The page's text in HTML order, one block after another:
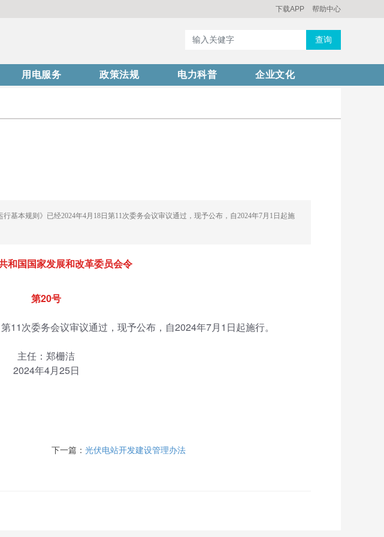
下载APP 帮助中心
查询
用电服务 政策法规 电力科普 企业文化
本规则》已经2024年4月18日第11次委务会议审议通过，现予公布，自2024年7月1日起施
和国国家发展和改革委员会令
第20号
次委务会议审议通过，现予公布，自2024年7月1日起施行。
主任：郑栅洁
2024年4月25日
下一篇： 光伏电站开发建设管理办法